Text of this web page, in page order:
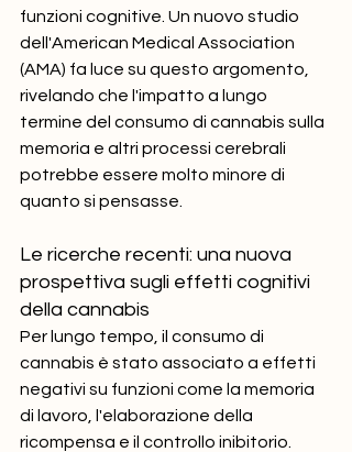
funzioni cognitive. Un nuovo studio
dell'American Medical Association
(AMA) fa luce su questo argomento,
rivelando che l'impatto a lungo
termine del consumo di cannabis sulla
memoria e altri processi cerebrali
potrebbe essere molto minore di
quanto si pensasse.
Le ricerche recenti: una nuova
prospettiva sugli effetti cognitivi
della cannabis
Per lungo tempo, il consumo di
cannabis è stato associato a effetti
negativi su funzioni come la memoria
di lavoro, l'elaborazione della
ricompensa e il controllo inibitorio.